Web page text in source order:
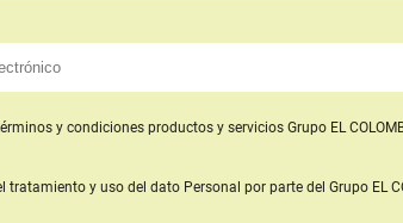
y condiciones productos y servicios Grupo EL
tratamiento y uso del dato Personal por parte del Grupo EL